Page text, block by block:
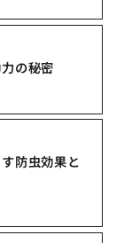
の秘密
防虫効果と